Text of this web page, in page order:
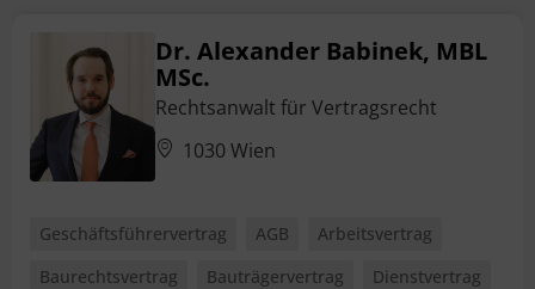
Dr. Alexander Babinek, MBL
MSc.
Rechtsanwalt für Vertragsrecht
1030 Wien
Geschäftsführervertrag AGB
Arbeitsvertrag
Baurechtsvertrag
Bauträgervertrag
Dienstvertrag